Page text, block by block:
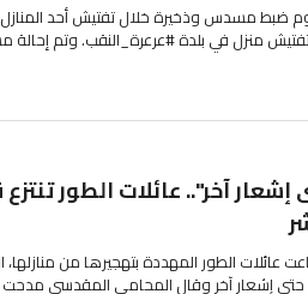
ضبط مسدس وذخيرة خلال تفتيش أحد
منزل في بلدة #عرعرة_النقب. وتم إحالة
إشعار آخر".. عائلات الطور
حتى إشعار آخر وقال المحامي المقدسي